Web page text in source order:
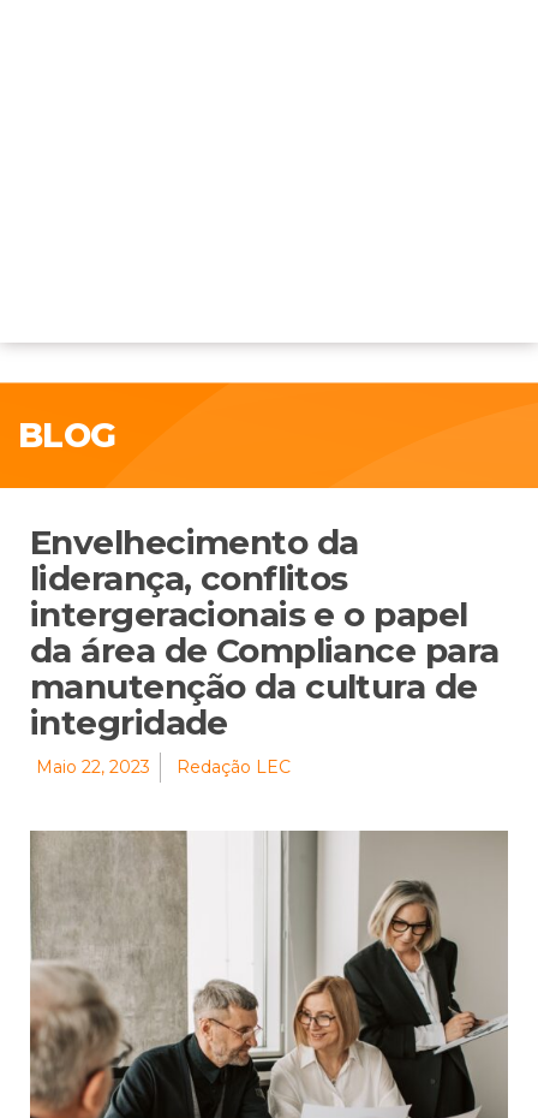
BLOG
Envelhecimento da
liderança, conflitos
intergeracionais e o papel
da área de Compliance para
manutenção da cultura de
integridade
Maio 22, 2023 Redação LEC